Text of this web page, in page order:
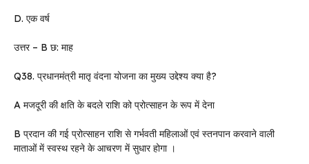
D. एक वर्ष
उत्तर – B छ: माह
Q38. प्रधानमंत्री मातृ वंदना योजना का मुख्य उद्देश्य क्या है?
A मजदूरी की क्षति के बदले राशि को प्रोत्साहन के रूप में देना
B प्रदान की गई प्रोत्साहन राशि से गर्भवती महिलाओं एवं स्तनपान करवाने वाली
माताओं में स्वस्थ रहने के आचरण में सुधार होगा ।